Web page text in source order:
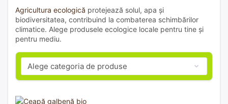
Agricultura ecologică protejează solul, apa și
biodiversitatea, contribuind la combaterea schimbărilor
climatice. Alege produsele ecologice locale pentru tine și
pentru mediu.